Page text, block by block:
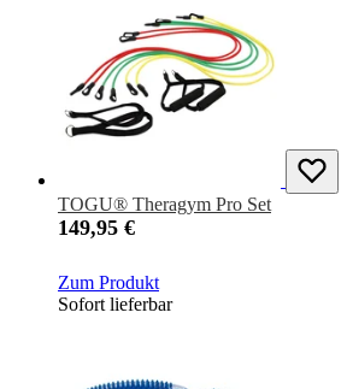
TOGU® Theragym Pro Set
149,95 €
Zum Produkt
Sofort lieferbar